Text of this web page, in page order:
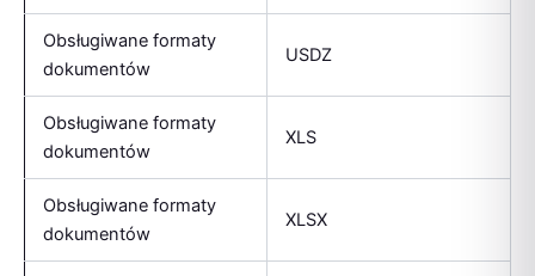
Obsługiwane formaty
dokumentów
USDZ
Obsługiwane formaty
dokumentów
XLS
Obsługiwane formaty
dokumentów
XLSX